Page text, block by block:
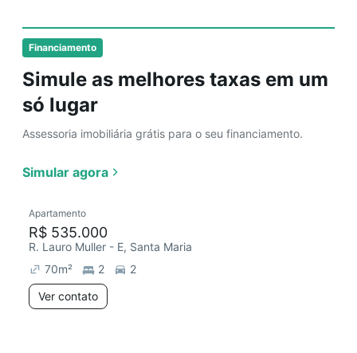
Financiamento
Simule as melhores taxas em um
só lugar
Assessoria imobiliária grátis para o seu financiamento.
Simular agora
Apartamento
R$ 535.000
R. Lauro Muller - E, Santa Maria
70m² 2
2
Ver contato